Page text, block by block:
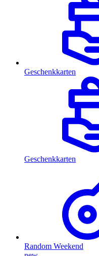
Geschenkkarten
Geschenkkarten
Random Weekend